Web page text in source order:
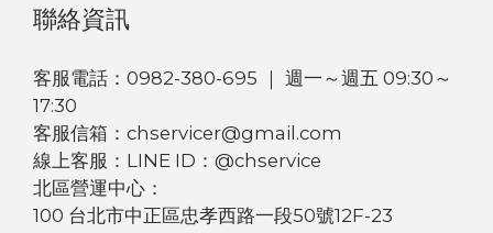
聯絡資訊
客服電話：0982-380-695 ｜ 週一～週五 09:30～
17:30
客服信箱：chservicer@gmail.com
線上客服：LINE ID：@chservice
北區營運中心：
100 台北市中正區忠孝西路一段50號12F-23